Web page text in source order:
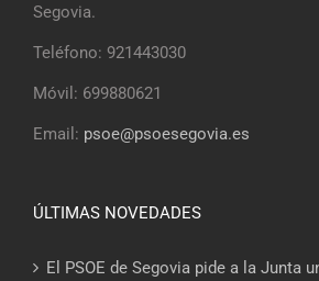
Segovia.
Teléfono: 921443030
Móvil: 699880621
Email: psoe@psoesegovia.es
ÚLTIMAS NOVEDADES
El PSOE de Segovia pide a la Junta